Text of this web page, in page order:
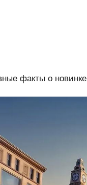
факты о новинке